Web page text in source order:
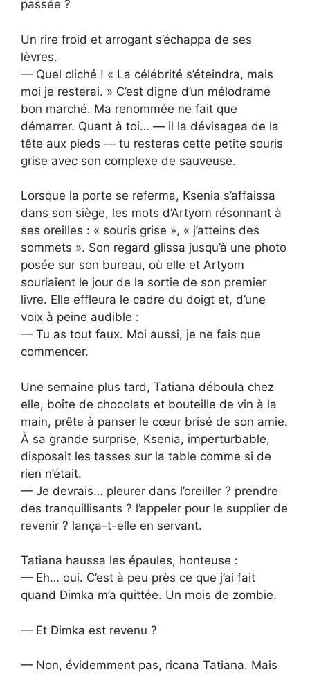
passée ?
Un rire froid et arrogant s’échappa de ses
lèvres.
— Quel cliché ! « La célébrité s’éteindra, mais
moi je resterai. » C’est digne d’un mélodrame
bon marché. Ma renommée ne fait que
démarrer. Quant à toi… — il la dévisagea de la
tête aux pieds — tu resteras cette petite souris
grise avec son complexe de sauveuse.
Lorsque la porte se referma, Ksenia s’affaissa
dans son siège, les mots d’Artyom résonnant à
ses oreilles : « souris grise », « j’atteins des
sommets ». Son regard glissa jusqu’à une photo
posée sur son bureau, où elle et Artyom
souriaient le jour de la sortie de son premier
livre. Elle effleura le cadre du doigt et, d’une
voix à peine audible :
— Tu as tout faux. Moi aussi, je ne fais que
commencer.
Une semaine plus tard, Tatiana déboula chez
elle, boîte de chocolats et bouteille de vin à la
main, prête à panser le cœur brisé de son amie.
À sa grande surprise, Ksenia, imperturbable,
disposait les tasses sur la table comme si de
rien n’était.
— Je devrais… pleurer dans l’oreiller ? prendre
des tranquillisants ? l’appeler pour le supplier de
revenir ? lança-t-elle en servant.
Tatiana haussa les épaules, honteuse :
— Eh… oui. C’est à peu près ce que j’ai fait
quand Dimka m’a quittée. Un mois de zombie.
— Et Dimka est revenu ?
— Non, évidemment pas, ricana Tatiana. Mais